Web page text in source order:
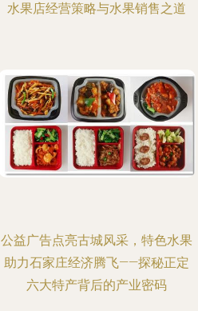
水果店经营策略与水果销售之道
公益广告点亮古城风采，特色水果
助力石家庄经济腾飞——探秘正定
六大特产背后的产业密码